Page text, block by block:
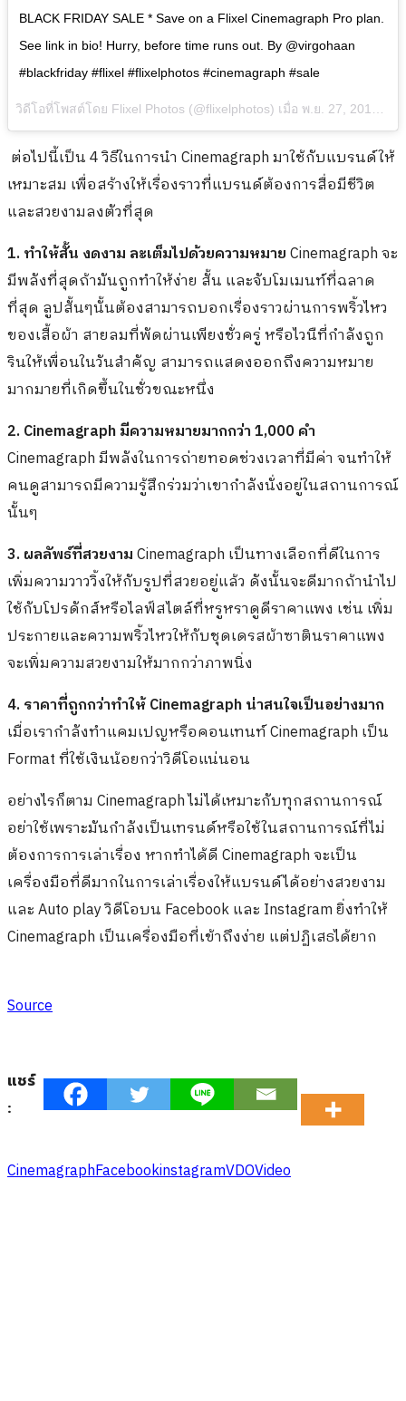
BLACK FRIDAY SALE * Save on a Flixel Cinemagraph Pro plan.
See link in bio! Hurry, before time runs out. By @virgohaan
#blackfriday #flixel #flixelphotos #cinemagraph #sale
วิดีโอที่โพสต์โดย Flixel Photos (@flixelphotos) เมื่อ พ.ย. 27, 2015 เวลา 7:21am PST
ต่อไปนี้เป็น 4 วิธีในการนำ Cinemagraph มาใช้กับแบรนด์ให้
เหมาะสม เพื่อสร้างให้เรื่องราวที่แบรนด์ต้องการสื่อมีชีวิต
และสวยงามลงตัวที่สุด
1. ทำให้สั้น งดงาม ละเต็มไปด้วยความหมายCinemagraph จะ
มีพลังที่สุดถ้ามันถูกทำให้ง่าย สั้น และจับโมเมนท์ที่ฉลาด
ที่สุด ลูปสั้นๆนั้นต้องสามารถบอกเรื่องราวผ่านการพริ้วไหว
ของเสื้อผ้า สายลมที่พัดผ่านเพียงชั่วครู่ หรือไวนืที่กำลังถูก
รินให้เพื่อนในวันสำคัญ สามารถแสดงออกถึงความหมาย
มากมายที่เกิดขึ้นในชั่วขณะหนึ่ง
2. Cinemagraph มีความหมายมากกว่า 1,000 คำ
Cinemagraph มีพลังในการถ่ายทอดช่วงเวลาที่มีค่า จนทำให้
คนดูสามารถมีความรู้สึกร่วมว่าเขากำลังนั่งอยู่ในสถานการณ์
นั้นๆ
3. ผลลัพธ์ที่สวยงามCinemagraph เป็นทางเลือกที่ดีในการ
เพิ่มความวาววิ้งให้กับรูปที่สวยอยู่แล้ว ดังนั้นจะดีมากถ้านำไป
ใช้กับโปรดักส์หรือไลฟ์สไตล์ที่หรูหราดูดีราคาแพง เช่น เพิ่ม
ประกายและความพริ้วไหวให้กับชุดเดรสผ้าซาตินราคาแพง
จะเพิ่มความสวยงามให้มากกว่าภาพนิ่ง
4. ราคาที่ถูกกว่าทำให้ Cinemagraph น่าสนใจเป็นอย่างมาก
เมื่อเรากำลังทำแคมเปญหรือคอนเทนท์ Cinemagraph เป็น
Format ที่ใช้เงินน้อยกว่าวิดีโอแน่นอน
อย่างไรก็ตาม Cinemagraph ไม่ได้เหมาะกับทุกสถานการณ์
อย่าใช้เพราะมันกำลังเป็นเทรนด์หรือใช้ในสถานการณ์ที่ไม่
ต้องการการเล่าเรื่อง หากทำได้ดี Cinemagraph จะเป็น
เครื่องมือที่ดีมากในการเล่าเรื่องให้แบรนด์ได้อย่างสวยงาม
และ Auto play วิดีโอบน Facebook และ Instagram ยิ่งทำให้
Cinemagraph เป็นเครื่องมือที่เข้าถึงง่าย แต่ปฏิเสธได้ยาก
Source
แชร์
:
CinemagraphFacebookinstagramVDOVideo